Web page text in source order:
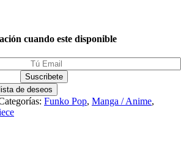
cuando este disponible
de deseos
Funko Pop, Manga / Anime,